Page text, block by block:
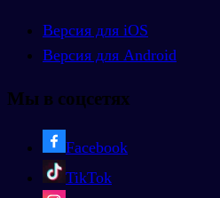
Версия для iOS
Версия для Android
Мы в соцсетях
Facebook
TikTok